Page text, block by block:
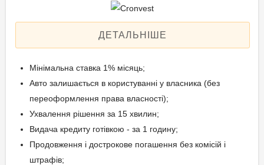
ДЕТАЛЬНІШЕ
Мінімальна ставка 1% місяць;
Авто залишається в користуванні у власника (без
переоформлення права власності);
Ухвалення рішення за 15 хвилин;
Видача кредиту готівкою - за 1 годину;
Продовження і дострокове погашення без комісій і
штрафів;